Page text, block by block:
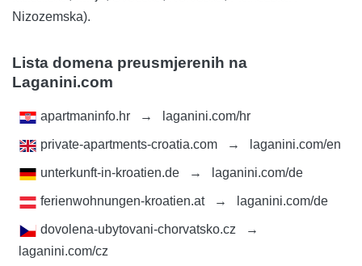
Nizozemska).
Lista domena preusmjerenih na
Laganini.com
apartmaninfo.hr → laganini.com/hr
private-apartments-croatia.com → laganini.com/en
unterkunft-in-kroatien.de → laganini.com/de
ferienwohnungen-kroatien.at → laganini.com/de
dovolena-ubytovani-chorvatsko.cz
→
laganini.com/cz